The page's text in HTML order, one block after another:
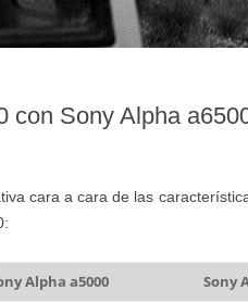
con Sony Alpha
cara a cara de las
Alpha a5000 Sony